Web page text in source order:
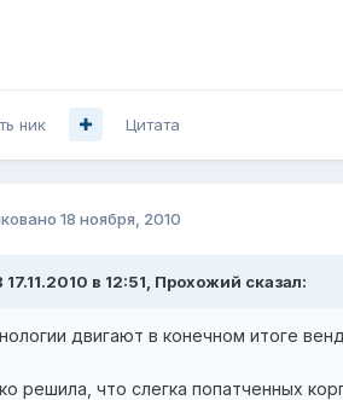
ник Цитата
18 ноября, 2010
17.11.2010 в 12:51, Прохожий сказал:
двигают в конечном итоге
решила, что слегка попатченных